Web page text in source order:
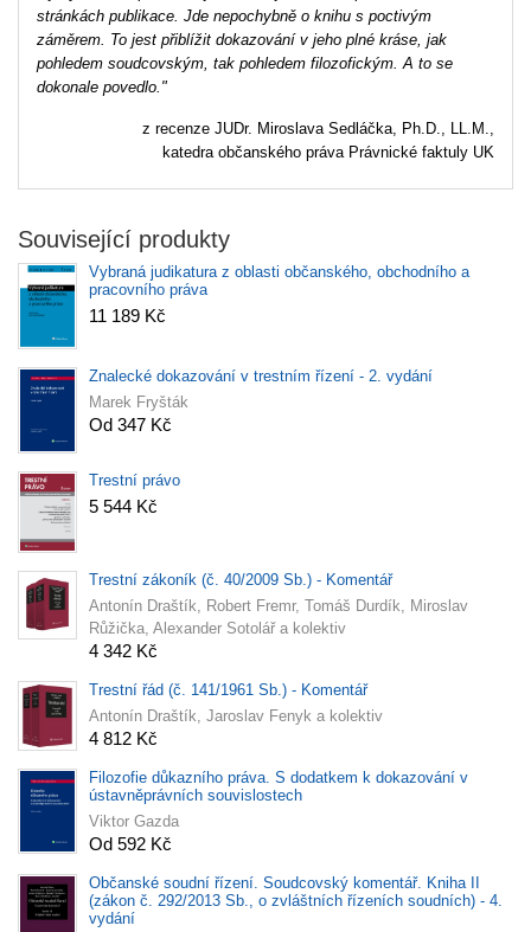
stránkách publikace. Jde nepochybně o knihu s poctivým
záměrem. To jest přiblížit dokazování v jeho plné kráse, jak
pohledem soudcovským, tak pohledem filozofickým. A to se
dokonale povedlo."
z recenze JUDr. Miroslava Sedláčka, Ph.D., LL.M.,
katedra občanského práva Právnické faktuly UK
Související produkty
Vybraná judikatura z oblasti občanského, obchodního a
pracovního práva
11 189 Kč
Znalecké dokazování v trestním řízení - 2. vydání
Marek Fryšták
Od 347 Kč
Trestní právo
5 544 Kč
Trestní zákoník (č. 40/2009 Sb.) - Komentář
Antonín Draštík, Robert Fremr, Tomáš Durdík, Miroslav
Růžička, Alexander Sotolář a kolektiv
4 342 Kč
Trestní řád (č. 141/1961 Sb.) - Komentář
Antonín Draštík, Jaroslav Fenyk a kolektiv
4 812 Kč
Filozofie důkazního práva. S dodatkem k dokazování v
ústavněprávních souvislostech
Viktor Gazda
Od 592 Kč
Občanské soudní řízení. Soudcovský komentář. Kniha II
(zákon č. 292/2013 Sb., o zvláštních řízeních soudních) - 4.
vydání